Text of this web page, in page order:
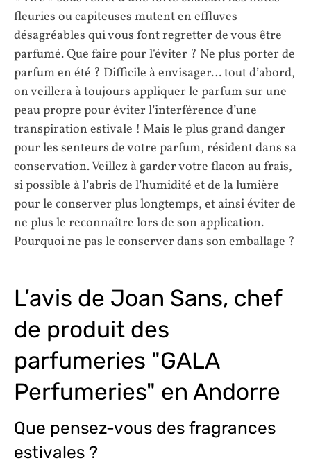
fleuries ou capiteuses mutent en effluves
désagréables qui vous font regretter de vous être
parfumé. Que faire pour l‘éviter ? Ne plus porter de
parfum en été ? Difficile à envisager… tout d’abord,
on veillera à toujours appliquer le parfum sur une
peau propre pour éviter l’interférence d’une
transpiration estivale ! Mais le plus grand danger
pour les senteurs de votre parfum, résident dans sa
conservation. Veillez à garder votre flacon au frais,
si possible à l’abris de l’humidité et de la lumière
pour le conserver plus longtemps, et ainsi éviter de
ne plus le reconnaître lors de son application.
Pourquoi ne pas le conserver dans son emballage ?
L’avis de Joan Sans, chef
de produit des
parfumeries "GALA
Perfumeries" en Andorre
Que pensez-vous des fragrances
estivales ?